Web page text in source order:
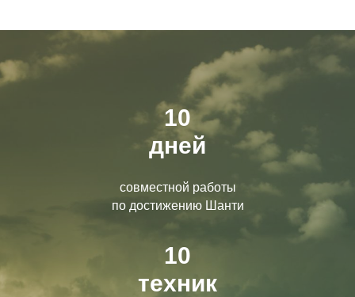
10
дней
совместной работы
по достижению Шанти
10
техник